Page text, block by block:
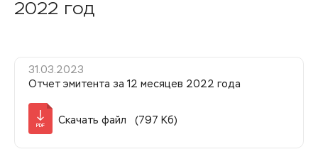
2022 год
31.03.2023
Отчет эмитента за 12 месяцев 2022 года
PDF
Скачать файл (797 Кб)